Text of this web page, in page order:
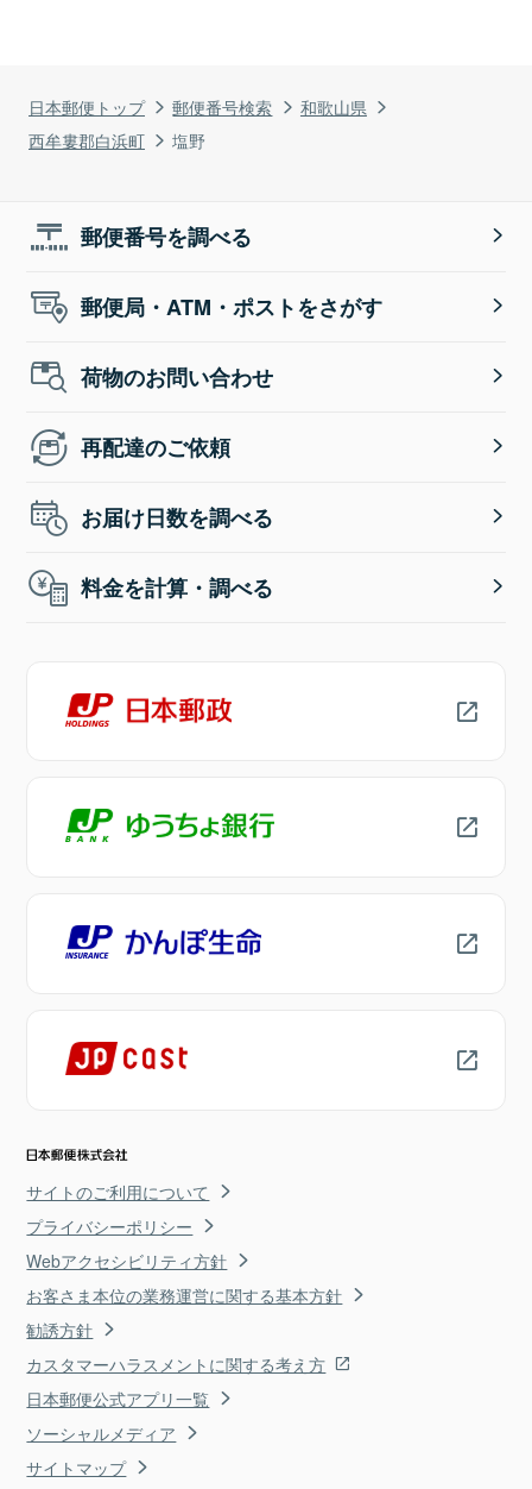
日本郵便トップ 郵便番号検索
和歌山県
西牟婁郡白浜町
塩野
郵便番号を調べる
郵便局・ATM・ポストをさがす
荷物のお問い合わせ
再配達のご依頼
お届け日数を調べる
料金を計算・調べる
サイトのご利用について
プライバシーポリシー
Webアクセシビリティ方針
お客さま本位の業務運営に関する基本方針
勧誘方針
カスタマーハラスメントに関する考え方
日本郵便公式アプリ一覧
ソーシャルメディア
サイトマップ